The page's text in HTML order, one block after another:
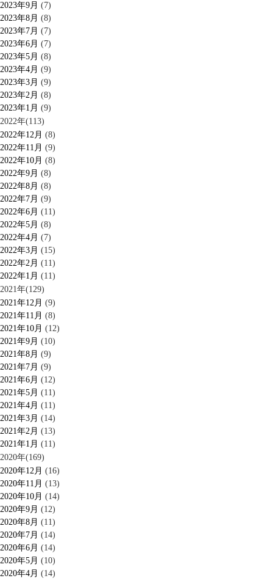
2023年9月 (7)
2023年8月 (8)
2023年7月 (7)
2023年6月 (7)
2023年5月 (8)
2023年4月 (9)
2023年3月 (9)
2023年2月 (8)
2023年1月 (9)
2022年(113)
2022年12月 (8)
2022年11月 (9)
2022年10月 (8)
2022年9月 (8)
2022年8月 (8)
2022年7月 (9)
2022年6月 (11)
2022年5月 (8)
2022年4月 (7)
2022年3月 (15)
2022年2月 (11)
2022年1月 (11)
2021年(129)
2021年12月 (9)
2021年11月 (8)
2021年10月 (12)
2021年9月 (10)
2021年8月 (9)
2021年7月 (9)
2021年6月 (12)
2021年5月 (11)
2021年4月 (11)
2021年3月 (14)
2021年2月 (13)
2021年1月 (11)
2020年(169)
2020年12月 (16)
2020年11月 (13)
2020年10月 (14)
2020年9月 (12)
2020年8月 (11)
2020年7月 (14)
2020年6月 (14)
2020年5月 (10)
2020年4月 (14)